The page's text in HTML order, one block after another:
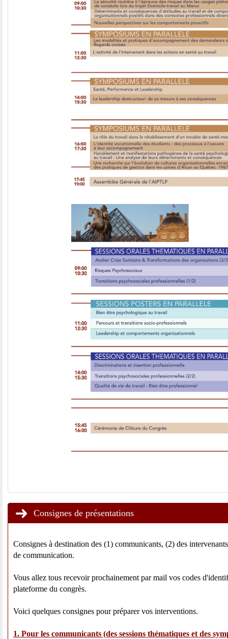
Consignes de présentations
Consignes à destination des (1) communicants, (2) des
de communication.
Vous allez tous recevoir prochainement par mail vos codes
plateforme du congrès.
Voici quelques consignes pour préparer vos interventions.
1. Pour les communicants (des sessions thématiques et des